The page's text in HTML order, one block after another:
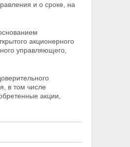
и о сроке, на
акционерного
управляющего,
в том числе
акции,